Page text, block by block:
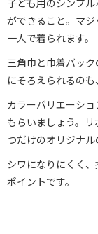
ができること。マ
一人で着られます。
三角巾と巾着バッ
にそろえられるのも
カラーバリエーシ
もらいましょう。
つだけのオリジナル
シワになりにくく
ポイントです。